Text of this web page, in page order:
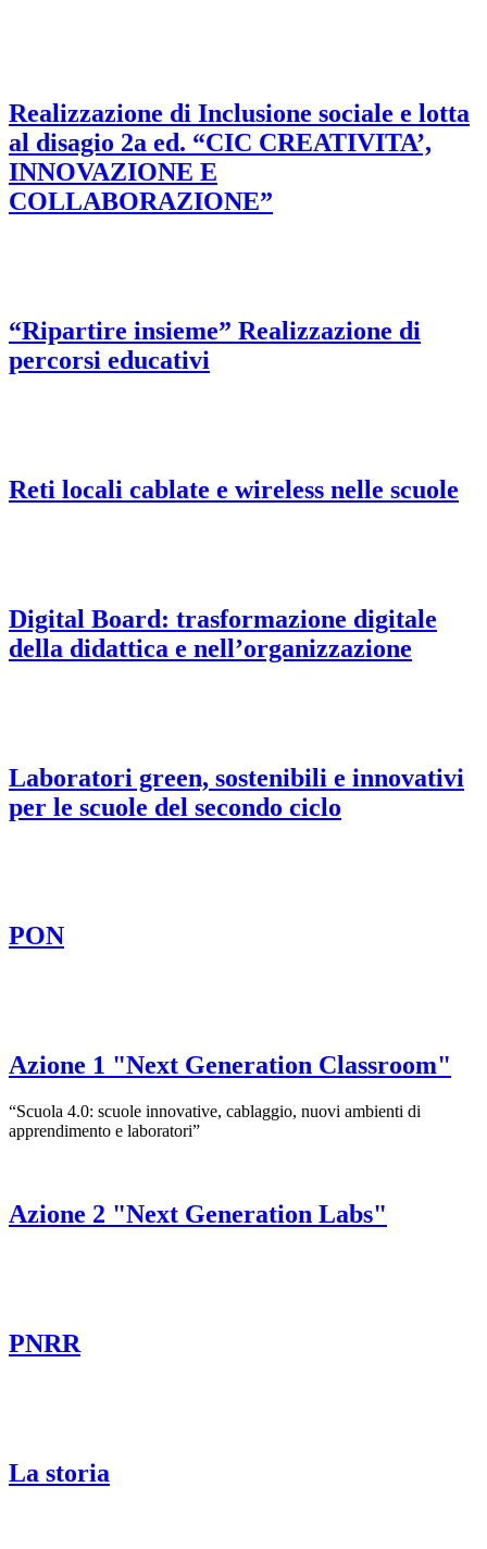
Realizzazione di Inclusione sociale e lotta
al disagio 2a ed. “CIC CREATIVITA’,
INNOVAZIONE E
COLLABORAZIONE”
“Ripartire insieme” Realizzazione di
percorsi educativi
Reti locali cablate e wireless nelle scuole
Digital Board: trasformazione digitale
della didattica e nell’organizzazione
Laboratori green, sostenibili e innovativi
per le scuole del secondo ciclo
PON
Azione 1 "Next Generation Classroom"
“Scuola 4.0: scuole innovative, cablaggio, nuovi ambienti di
apprendimento e laboratori”
Azione 2 "Next Generation Labs"
PNRR
La storia